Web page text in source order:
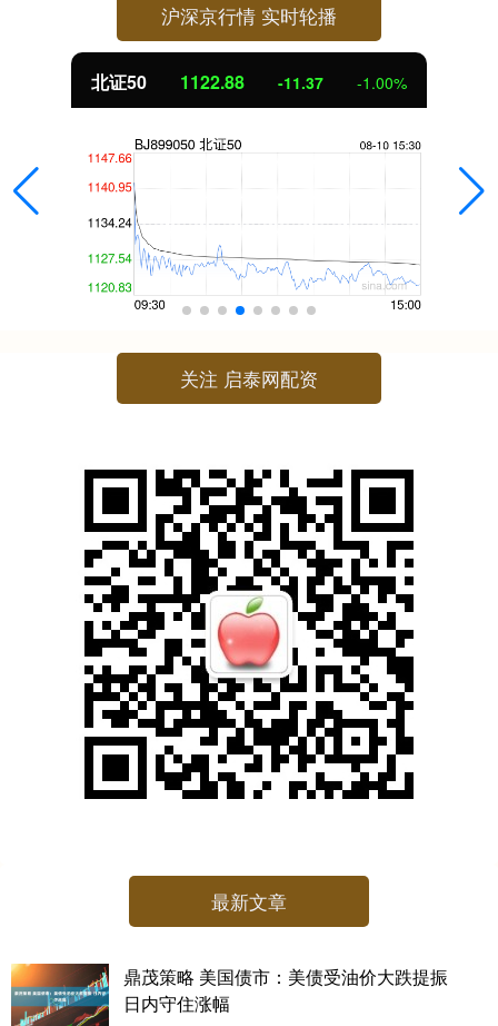
沪深京行情 实时轮播
北证50 1122.88 -11.37 -1.00%
关注 启泰网配资
最新文章
鼎茂策略 美国债市：美债受油价大跌提振
日内守住涨幅